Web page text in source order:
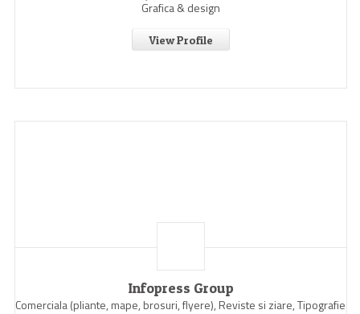
Grafica & design
View Profile
Infopress Group
Comerciala (pliante, mape, brosuri, flyere), Reviste si ziare, Tipografie